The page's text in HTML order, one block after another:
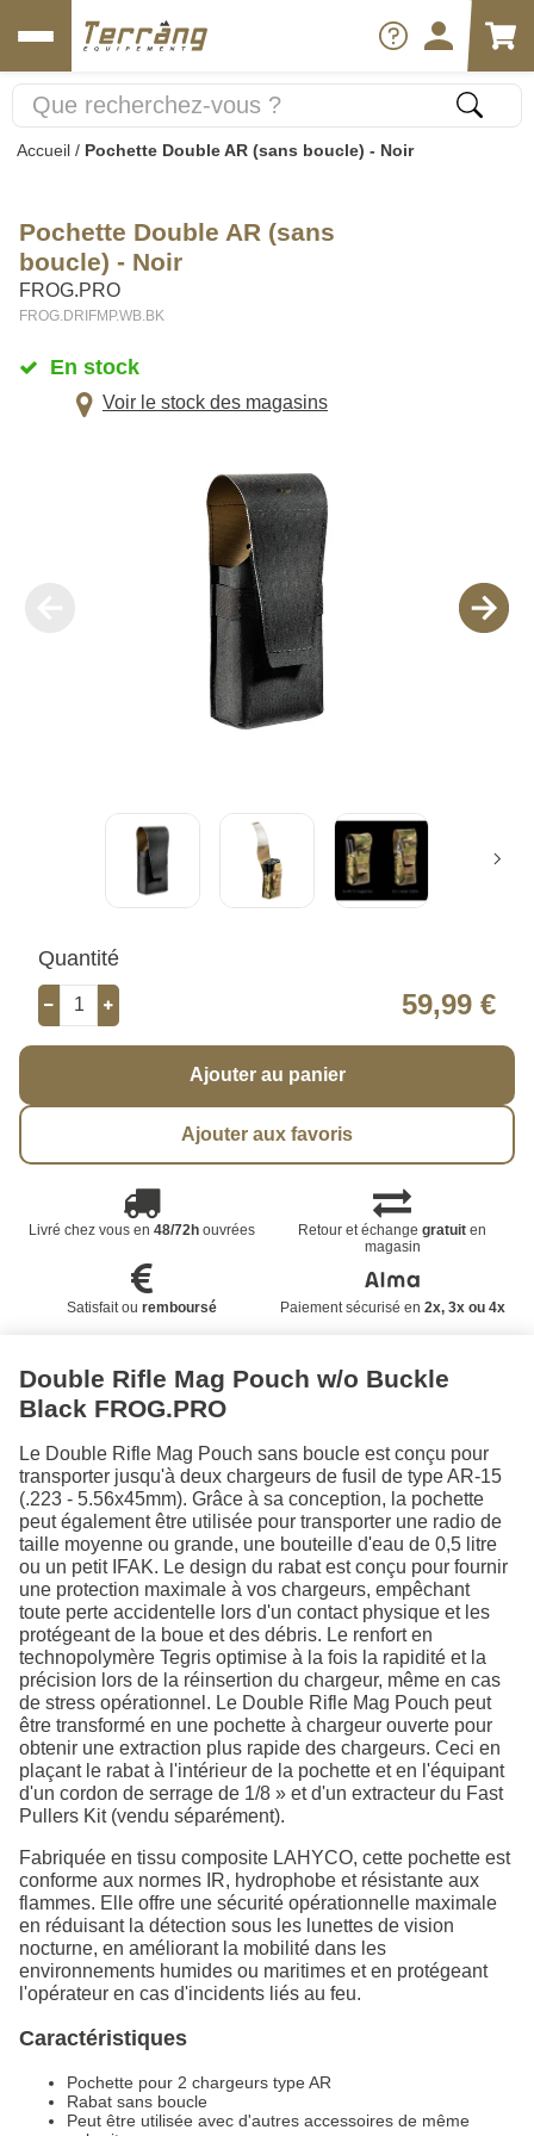
Accueil / Pochette Double AR (sans boucle) - Noir
Pochette Double AR (sans
boucle) - Noir
FROG.PRO
FROG.DRIFMP.WB.BK
En stock
Voir le stock des magasins
Quantité
59,99 €
Ajouter au panier
Ajouter aux favoris
Livré chez vous en 48/72houvrées Retour et échangegratuit en
magasin
Satisfait ou remboursé Paiement sécurisé en 2x, 3x ou 4x
Double Rifle Mag Pouch w/o Buckle
Black FROG.PRO
Le Double Rifle Mag Pouch sans boucle est conçu pour
transporter jusqu'à deux chargeurs de fusil de type AR-15
(.223 - 5.56x45mm). Grâce à sa conception, la pochette
peut également être utilisée pour transporter une radio de
taille moyenne ou grande, une bouteille d'eau de 0,5 litre
ou un petit IFAK. Le design du rabat est conçu pour fournir
une protection maximale à vos chargeurs, empêchant
toute perte accidentelle lors d'un contact physique et les
protégeant de la boue et des débris. Le renfort en
technopolymère Tegris optimise à la fois la rapidité et la
précision lors de la réinsertion du chargeur, même en cas
de stress opérationnel. Le Double Rifle Mag Pouch peut
être transformé en une pochette à chargeur ouverte pour
obtenir une extraction plus rapide des chargeurs. Ceci en
plaçant le rabat à l'intérieur de la pochette et en l'équipant
d'un cordon de serrage de 1/8 » et d'un extracteur du Fast
Pullers Kit (vendu séparément).
Fabriquée en tissu composite LAHYCO, cette pochette est
conforme aux normes IR, hydrophobe et résistante aux
flammes. Elle offre une sécurité opérationnelle maximale
en réduisant la détection sous les lunettes de vision
nocturne, en améliorant la mobilité dans les
environnements humides ou maritimes et en protégeant
l'opérateur en cas d'incidents liés au feu.
Caractéristiques
Pochette pour 2 chargeurs type AR
Rabat sans boucle
Peut être utilisée avec d'autres accessoires de même